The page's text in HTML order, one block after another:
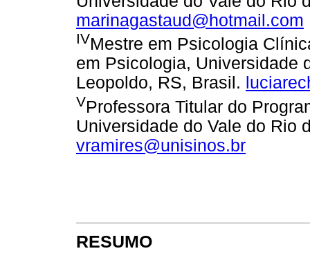
marinagastaud@hotmail.com
IVMestre em Psicologia
em Psicologia, Universidade
Leopoldo, RS, Brasil.
VProfessora Titular do
Universidade do Vale do Rio
vramires@unisinos.br
RESUMO